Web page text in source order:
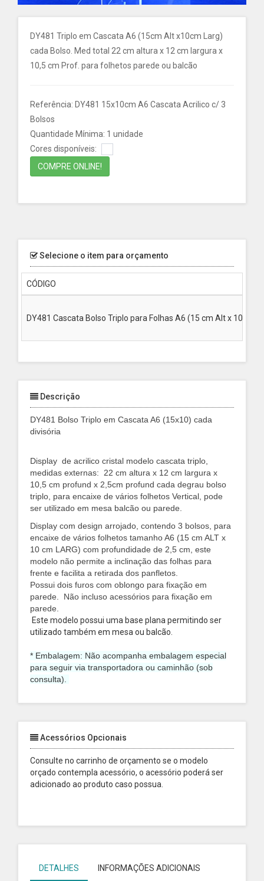
DY481 Triplo em Cascata A6 (15cm Alt x10cm Larg)
cada Bolso. Med total 22 cm altura x 12 cm largura x
10,5 cm Prof. para folhetos parede ou balcão
Referência: DY481 15x10cm A6 Cascata Acrilico c/ 3
Bolsos
Quantidade Mínima: 1 unidade
Cores disponíveis:
COMPRE ONLINE!
Selecione o item para orçamento
CÓDIGO
DY481 Cascata Bolso Triplo para Folhas A6 (15 cm Alt x 10cm
Descrição
DY481 Bolso Triplo em Cascata A6 (15x10) cada
divisória
Display de acrilico cristal modelo cascata triplo,
medidas externas: 22 cm altura x 12 cm largura x
10,5 cm profund x 2,5cm profund cada degrau bolso
triplo, para encaixe de vários folhetos Vertical, pode
ser utilizado em mesa balcão ou parede.
Display com design arrojado, contendo 3 bolsos, para
encaixe de vários folhetos tamanho A6 (15 cm ALT x
10 cm LARG) com profundidade de 2,5 cm, este
modelo não permite a inclinação das folhas para
frente e facilita a retirada dos panfletos.
Possui dois furos com oblongo para fixação em
parede. Não incluso acessórios para fixação em
parede.
Este modelo possui uma base plana permitindo ser
utilizado também em mesa ou balcão.
* Embalagem: Não acompanha embalagem especial
para seguir via transportadora ou caminhão (sob
consulta).
Acessórios Opcionais
Consulte no carrinho de orçamento se o modelo
orçado contempla acessório, o acessório poderá ser
adicionado ao produto caso possua.
DETALHES INFORMAÇÕES ADICIONAIS